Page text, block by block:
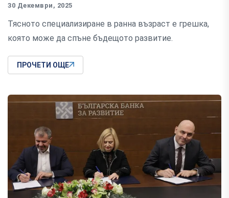
30 Декември, 2025
Тясното специализиране в ранна възраст е грешка,
която може да спъне бъдещото развитие.
ПРОЧЕТИ ОЩЕ